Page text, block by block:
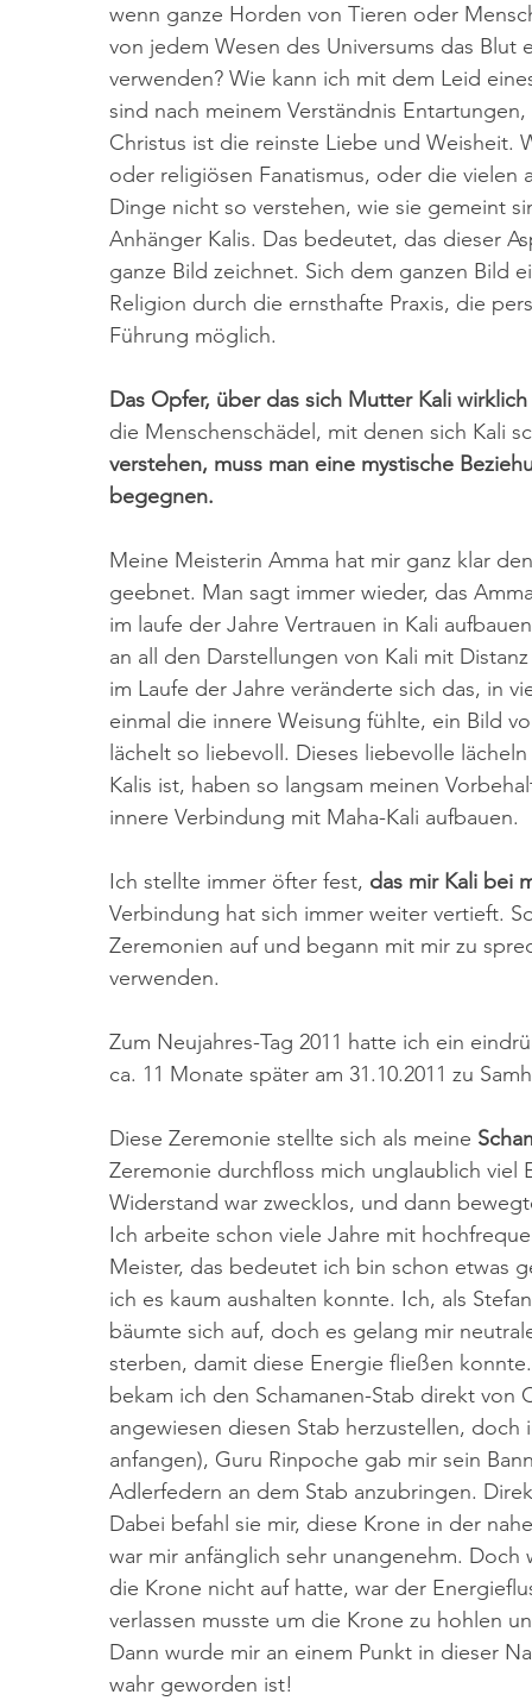
wenn ganze Horden von Tieren oder
von jedem Wesen des Universums das
verwenden? Wie kann ich mit dem Leid
sind nach meinem Verständnis
Christus ist die reinste Liebe und Weisheit.
oder religiösen Fanatismus, oder die
Dinge nicht so verstehen, wie sie gemeint
Anhänger Kalis. Das bedeutet, das dieser
ganze Bild zeichnet. Sich dem ganzen Bild
Religion durch die ernsthafte Praxis, die
Führung möglich.
Das Opfer, über das sich Mutter Kali
die Menschenschädel, mit denen sich Kali
verstehen, muss man eine mystische
begegnen.
Meine Meisterin Amma hat mir ganz klar
geebnet. Man sagt immer wieder, das
im laufe der Jahre Vertrauen in Kali
an all den Darstellungen von Kali mit
im Laufe der Jahre veränderte sich das, in
einmal die innere Weisung fühlte, ein Bild
lächelt so liebevoll. Dieses liebevolle
Kalis ist, haben so langsam meinen
innere Verbindung mit Maha-Kali aufbauen.
Ich stellte immer öfter fest, das mir Kali bei
Verbindung hat sich immer weiter vertieft.
Zeremonien auf und begann mit mir zu
verwenden.
Zum Neujahres-Tag 2011 hatte ich ein
ca. 11 Monate später am 31.10.2011 zu
Diese Zeremonie stellte sich als meine
Zeremonie durchfloss mich unglaublich
Widerstand war zwecklos, und dann
Ich arbeite schon viele Jahre mit
Meister, das bedeutet ich bin schon etwas
ich es kaum aushalten konnte. Ich, als
bäumte sich auf, doch es gelang mir
sterben, damit diese Energie fließen
bekam ich den Schamanen-Stab direkt
angewiesen diesen Stab herzustellen,
anfangen), Guru Rinpoche gab mir sein
Adlerfedern an dem Stab anzubringen.
Dabei befahl sie mir, diese Krone in der
war mir anfänglich sehr unangenehm.
die Krone nicht auf hatte, war der
verlassen musste um die Krone zu hohlen
Dann wurde mir an einem Punkt in dieser
wahr geworden ist!